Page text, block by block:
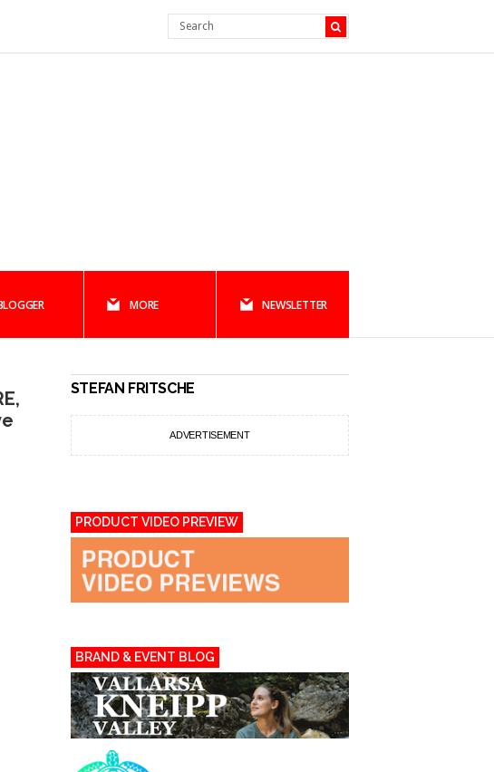
MORE NEWSLETTER
STEFAN FRITSCHE
ADVERTISEMENT
PRODUCT VIDEO PREVIEW
BRAND & EVENT BLOG